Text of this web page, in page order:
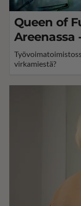
Queen of
Areenassa
virkamiestä?